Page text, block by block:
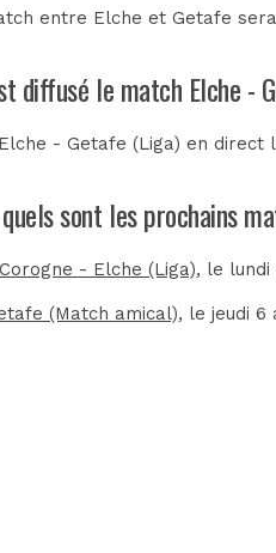
entre Elche et Getafe
diffusé le match Elche -
- Getafe (Liga) en direct
sont les prochains
- Elche (Liga), le lundi
(Match amical), le jeudi 6